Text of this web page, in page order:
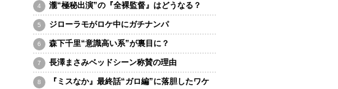
瀧“極秘出演”の『全裸監督』はどうなる？
ジローラモがロケ中にガチナンパ
森下千里“意識高い系”が裏目に？
長澤まさみベッドシーン称賛の理由
『ミスなか』最終話“ガロ編”に落胆したワケ